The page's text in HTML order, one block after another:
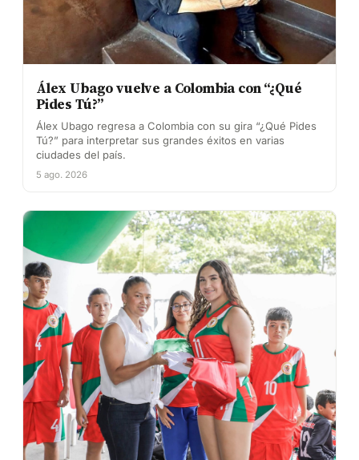
Álex Ubago vuelve a Colombia con “¿Qué
Pides Tú?”
Álex Ubago regresa a Colombia con su gira “¿Qué Pides
Tú?” para interpretar sus grandes éxitos en varias
ciudades del país.
5 ago. 2026